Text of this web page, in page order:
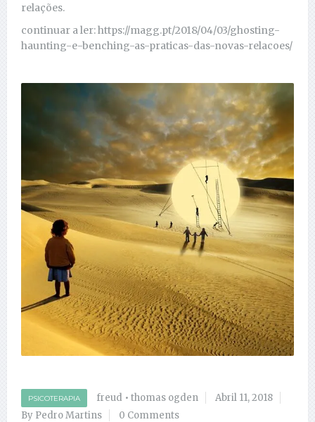
relações.
continuar a ler: https://magg.pt/2018/04/03/ghosting-
haunting-e-benching-as-praticas-das-novas-relacoes/
PSICOTERAPIA freud • thomas ogden
Abril 11, 2018
By Pedro Martins
0 Comments